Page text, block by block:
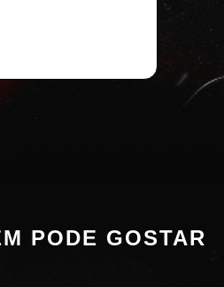
PODE GOSTAR